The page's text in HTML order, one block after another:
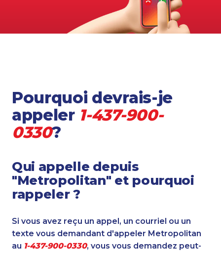
Pourquoi devrais-je
appeler 1-437-900-
0330?
Qui appelle depuis
"Metropolitan" et pourquoi
rappeler ?
Si vous avez reçu un appel, un courriel ou un
texte vous demandant d'appeler Metropolitan
au 1-437-900-0330, vous vous demandez peut-